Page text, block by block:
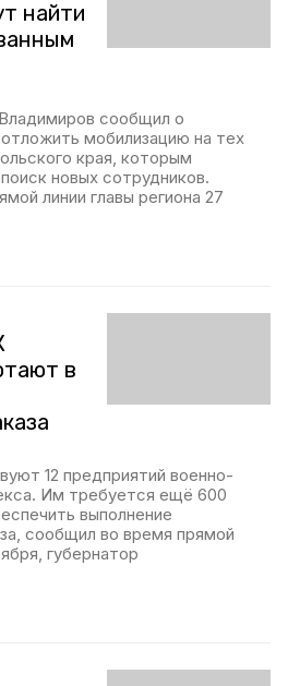
найти
сообщил о
мобилизацию на тех
края, которым
новых сотрудников.
линии главы региона 27
в
12 предприятий военно-
Им требуется ещё 600
выполнение
сообщил во время прямой
губернатор